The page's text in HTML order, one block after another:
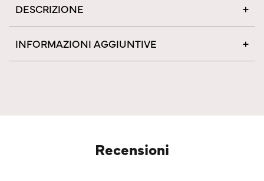
DESCRIZIONE
INFORMAZIONI AGGIUNTIVE
Recensioni